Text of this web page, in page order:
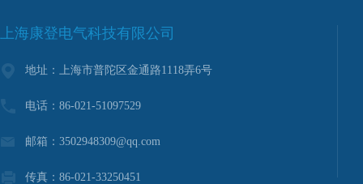
上海康登电气科技有限公司
地址：上海市普陀区金通路1118弄6号
电话：86-021-51097529
邮箱：3502948309@qq.com
传真：86-021-33250451